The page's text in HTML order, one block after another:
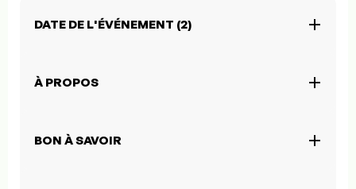
DATE DE L'ÉVÉNEMENT (2)
À PROPOS
BON À SAVOIR